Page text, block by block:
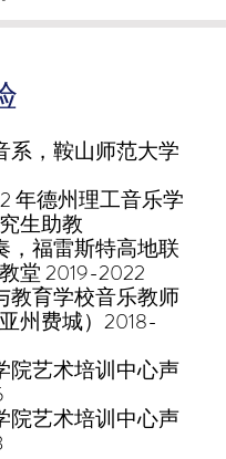
系，鞍山师范大学
年德州理工音乐学
生助教
，福雷斯特高地联
堂2019-2022
教育学校音乐教师
州费城）2018-
院艺术培训中心声
院艺术培训中心声